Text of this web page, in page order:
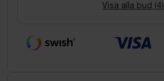
Visa alla bud (4)